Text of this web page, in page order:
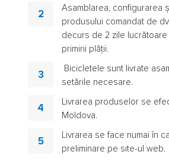
Asamblarea, configurarea
produsului comandat de
decurs de 2 zile
primirii plății.
Bicicletele sunt livrate
setările necesare.
Livrarea produselor se
Moldova.
Livrarea se face numai în
preliminare pe site-ul web.